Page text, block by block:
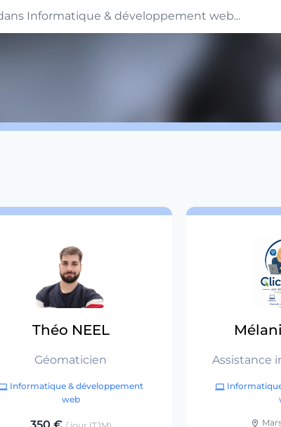
Théo NEEL
Géomaticien
Informatique & développement
web
Assistance
computer
location_on